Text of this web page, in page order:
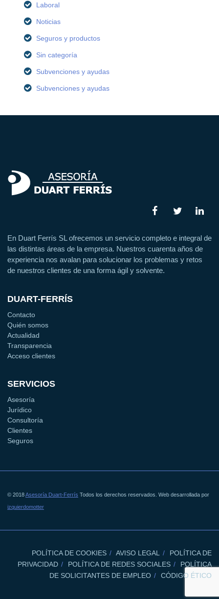
Laboral
Noticias
Seguros y productos
Sin categoría
Subvenciones y ayudas
Subvenciones y ayudas
En Duart Ferrís SL ofrecemos un servicio completo e integral de
las distintas áreas de la empresa. Nuestros cuarenta años de
experiencia nos avalan para solucionar los problemas y retos
de nuestros clientes de una forma ágil y solvente.
DUART-FERRÍS
Contacto
Quién somos
Actualidad
Transparencia
Acceso clientes
SERVICIOS
Asesoría
Jurídico
Consultoría
Clientes
Seguros
© 2018Asesoría Duart-Ferrís Todos los derechos reservados. Web desarrollada por
izquierdomotter
POLÍTICA DE COOKIES AVISO LEGAL
POLÍTICA DE
PRIVACIDAD
POLÍTICA DE REDES SOCIALES
POLÍTICA
DE SOLICITANTES DE EMPLEO
CÓDIGO ÉTICO